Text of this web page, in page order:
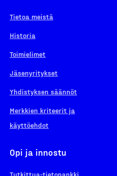
Tietoa meistä
Historia
Toimielimet
Jäsenyritykset
Yhdistyksen säännöt
Merkkien kriteerit ja
käyttöehdot
Opi ja innostu
Tutkittua-tietopankki